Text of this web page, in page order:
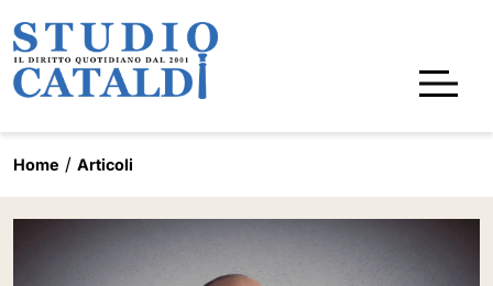
Home Articoli